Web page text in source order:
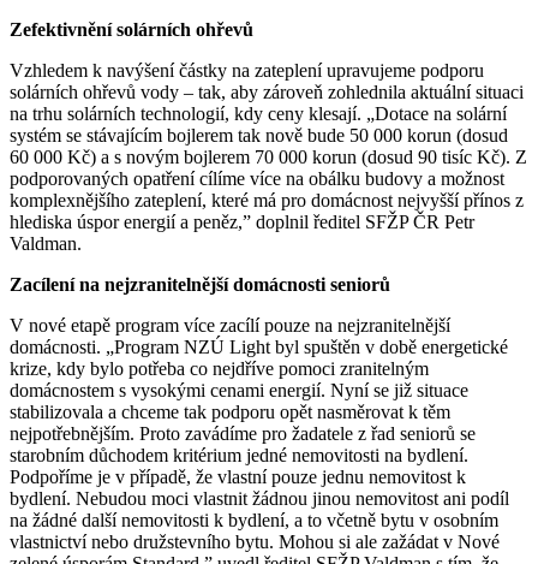
Zefektivnění solárních ohřevů
Vzhledem k navýšení částky na zateplení upravujeme podporu
solárních ohřevů vody – tak, aby zároveň zohlednila aktuální situaci
na trhu solárních technologií, kdy ceny klesají. „Dotace na solární
systém se stávajícím bojlerem tak nově bude 50 000 korun (dosud
60 000 Kč) a s novým bojlerem 70 000 korun (dosud 90 tisíc Kč). Z
podporovaných opatření cílíme více na obálku budovy a možnost
komplexnějšího zateplení, které má pro domácnost nejvyšší přínos z
hlediska úspor energií a peněz,” doplnil ředitel SFŽP ČR Petr
Valdman.
Zacílení na nejzranitelnější domácnosti seniorů
V nové etapě program více zacílí pouze na nejzranitelnější
domácnosti. „Program NZÚ Light byl spuštěn v době energetické
krize, kdy bylo potřeba co nejdříve pomoci zranitelným
domácnostem s vysokými cenami energií. Nyní se již situace
stabilizovala a chceme tak podporu opět nasměrovat k těm
nejpotřebnějším. Proto zavádíme pro žadatele z řad seniorů se
starobním důchodem kritérium jedné nemovitosti na bydlení.
Podpoříme je v případě, že vlastní pouze jednu nemovitost k
bydlení. Nebudou moci vlastnit žádnou jinou nemovitost ani podíl
na žádné další nemovitosti k bydlení, a to včetně bytu v osobním
vlastnictví nebo družstevního bytu. Mohou si ale zažádat v Nové